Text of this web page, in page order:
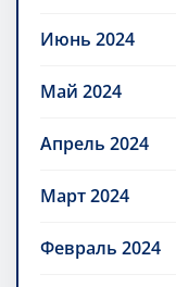
Июнь 2024
Май 2024
Апрель 2024
Март 2024
Февраль 2024